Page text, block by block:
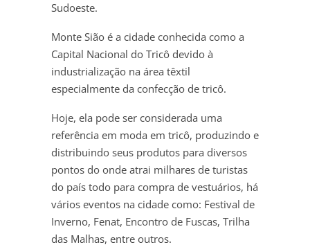
Sudoeste.
Monte Sião é a cidade conhecida como a
Capital Nacional do Tricô devido à
industrialização na área têxtil
especialmente da confecção de tricô.
Hoje, ela pode ser considerada uma
referência em moda em tricô, produzindo e
distribuindo seus produtos para diversos
pontos do onde atrai milhares de turistas
do país todo para compra de vestuários, há
vários eventos na cidade como: Festival de
Inverno, Fenat, Encontro de Fuscas, Trilha
das Malhas, entre outros.